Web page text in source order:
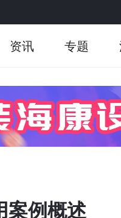
资讯 专题
案例概述